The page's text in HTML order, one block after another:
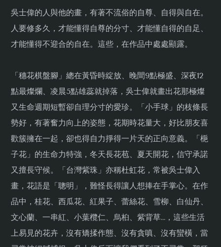
吳士偉的人與他的畫，有著不流俗的自尊、自得與自在。
人要修多久，才能懂得自尊的分寸、才能懂自得的自足、
才能懂得不迎合的自在。這些，在作品中處處顯露。
「穗花棋盤腳」總在黃昏時綻放、晚間9點極盛、深夜12
點最燦爛、凌晨5點雄蕊就掉落，吳士偉就畫出花那極燦
又生命週期短暫卻自理分寸的愛珍。「小手球」的枝條長
勢好，有著奮力向上的姿態，花期時花量大，好比朋友喜
歡簇擁在一起，卻也得自力掙得一片天的正向意義。「梔
子花」的生命力特強，冬天長花苞、夏天開花，信守承諾
又擅長守候。「台灣紫珠」亦稱杜虹花，常被吳士偉入
畫，花語是「聰明」，難怪長得讓人想捧在手掌心。在作
品中，桂花、西瓜花、紅果子、蕾絲花、雪柳、白仙丹、
文心蘭、一串紅、小葉欖仁、烏桕、紫背草…，這些生活
上易見的花卉，沒有矯揉作態、沒有貪嗔、沒有蠻橫，當